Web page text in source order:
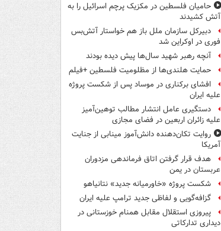
حامیان فلسطین در مکزیک پرچم اسرائیل را به
آتش کشیدند
دبیرکل سازمان ملل باز هم خواستار آتش‌بس
فوری در اوکراین شد
آنچه رهبر شهید سال‌ها پیش دیده بودند
حمایت هلندی‌ها از مظلومیت فلسطین +فیلم
افشای برکناری در موساد پس از شکست پروژه
علیه ایران
دستگیری عامل انتشار مطالب توهین‌آمیز
علیه زائران اربعین در فضای مجازی
روایت تکان‌دهنده دانش‌آموز مینابی از جنایت
آمریکا
هدف قرار گرفتن اتاق‌ فرماندهی مزدوران
عربستان در یمن
شکست پروژه «خاورمیانه جدید» نتانیاهو
گزافه‌گویی و لفاظی جدید ترامپ علیه ایران
پیروزی استقلال مقابل همنام خوزستانی در
دیداری تدارکاتی